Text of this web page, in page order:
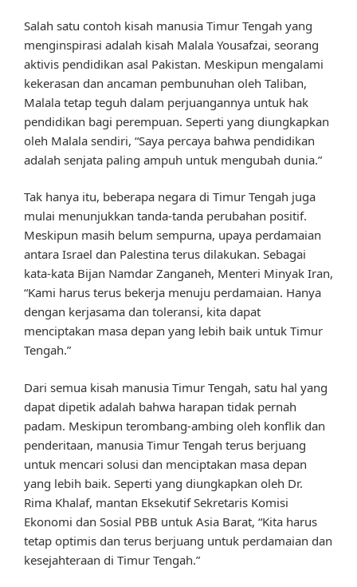
Salah satu contoh kisah manusia Timur Tengah yang
menginspirasi adalah kisah Malala Yousafzai, seorang
aktivis pendidikan asal Pakistan. Meskipun mengalami
kekerasan dan ancaman pembunuhan oleh Taliban,
Malala tetap teguh dalam perjuangannya untuk hak
pendidikan bagi perempuan. Seperti yang diungkapkan
oleh Malala sendiri, “Saya percaya bahwa pendidikan
adalah senjata paling ampuh untuk mengubah dunia.”
Tak hanya itu, beberapa negara di Timur Tengah juga
mulai menunjukkan tanda-tanda perubahan positif.
Meskipun masih belum sempurna, upaya perdamaian
antara Israel dan Palestina terus dilakukan. Sebagai
kata-kata Bijan Namdar Zanganeh, Menteri Minyak Iran,
“Kami harus terus bekerja menuju perdamaian. Hanya
dengan kerjasama dan toleransi, kita dapat
menciptakan masa depan yang lebih baik untuk Timur
Tengah.”
Dari semua kisah manusia Timur Tengah, satu hal yang
dapat dipetik adalah bahwa harapan tidak pernah
padam. Meskipun terombang-ambing oleh konflik dan
penderitaan, manusia Timur Tengah terus berjuang
untuk mencari solusi dan menciptakan masa depan
yang lebih baik. Seperti yang diungkapkan oleh Dr.
Rima Khalaf, mantan Eksekutif Sekretaris Komisi
Ekonomi dan Sosial PBB untuk Asia Barat, “Kita harus
tetap optimis dan terus berjuang untuk perdamaian dan
kesejahteraan di Timur Tengah.”